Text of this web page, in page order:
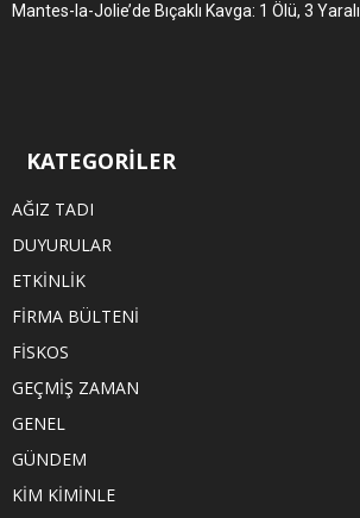
Mantes-la-Jolie’de Bıçaklı Kavga: 1 Ölü, 3 Yaralı
KATEGORİLER
AĞIZ TADI
DUYURULAR
ETKİNLİK
FİRMA BÜLTENİ
FİSKOS
GEÇMİŞ ZAMAN
GENEL
GÜNDEM
KİM KİMİNLE